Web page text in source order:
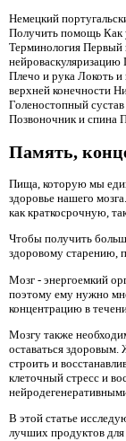
Немецкий
Получить помощь Как
Терминология Первый
нейроваскуляризацию
Плечо и рука Локоть и
верхней конечности
Голеностопный
Позвоночник и спина
Память,
Пища, которую мы
здоровье нашего
как краткосрочную,
Чтобы получить
здоровому старению,
Мозг - энергоемкий
поэтому ему нужно
концентрацию в
Мозгу также
оставаться
строить и
клеточный стресс и
В этой статье
лучших продуктов для